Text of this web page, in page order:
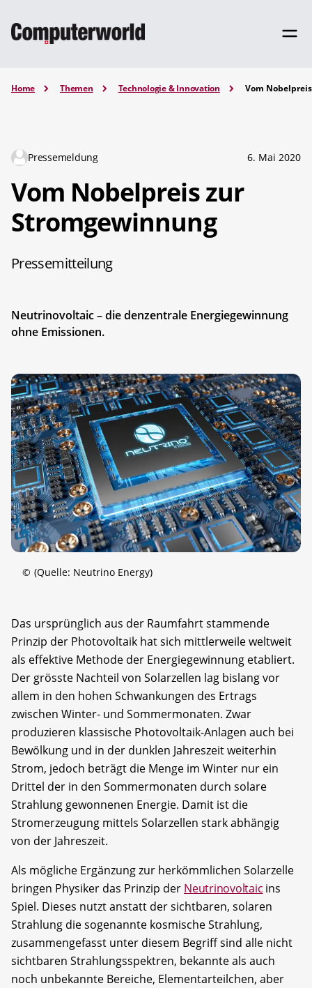
Home Themen Technologie & Innovation Vom
Pressemeldung 6. Mai 2020
Vom Nobelpreis zur
Stromgewinnung
Pressemitteilung
Neutrinovoltaic – die denzentrale Energiegewinnung
ohne Emissionen.
© (Quelle: Neutrino Energy)
Das ursprünglich aus der Raumfahrt stammende
Prinzip der Photovoltaik hat sich mittlerweile weltweit
als effektive Methode der Energiegewinnung etabliert.
Der grösste Nachteil von Solarzellen lag bislang vor
allem in den hohen Schwankungen des Ertrags
zwischen Winter- und Sommermonaten. Zwar
produzieren klassische Photovoltaik-Anlagen auch bei
Bewölkung und in der dunklen Jahreszeit weiterhin
Strom, jedoch beträgt die Menge im Winter nur ein
Drittel der in den Sommermonaten durch solare
Strahlung gewonnenen Energie. Damit ist die
Stromerzeugung mittels Solarzellen stark abhängig
von der Jahreszeit.
Als mögliche Ergänzung zur herkömmlichen Solarzelle
bringen Physiker das Prinzip der Neutrinovoltaic ins
Spiel. Dieses nutzt anstatt der sichtbaren, solaren
Strahlung die sogenannte kosmische Strahlung,
zusammengefasst unter diesem Begriff sind alle nicht
sichtbaren Strahlungsspektren, bekannte als auch
noch unbekannte Bereiche, Elementarteilchen, aber